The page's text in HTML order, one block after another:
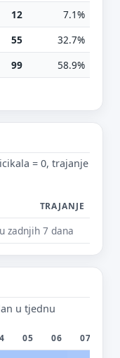
12
7.1%
55
32.7%
99 58.9%
= 0, trajanje
TRAJANJE
zadnjih 7 dana
u tjednu
05 06 07
Pošalji